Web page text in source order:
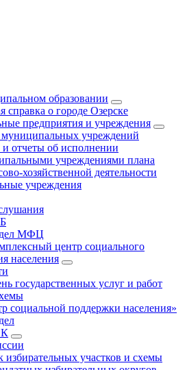
образовании
справка о городе Озерске
предприятия и учреждения
муниципальных учреждений
отчеты об исполнении
учреждениями плана
хозяйственной деятельности
учреждения
МФЦ
центр социального
населения
государственных услуг и работ
социальной поддержки населения»
избирательных участков и схемы